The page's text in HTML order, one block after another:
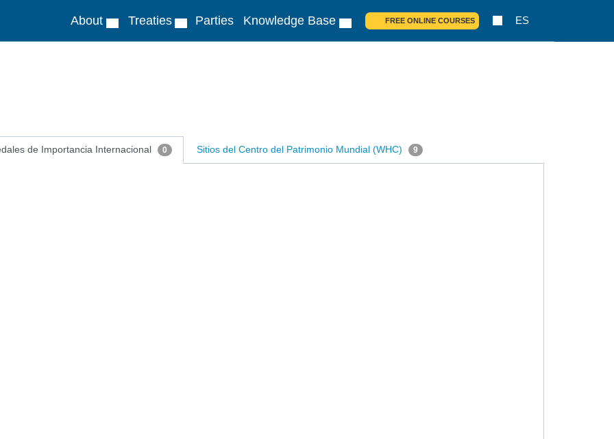
About Treaties Parties Knowledge Base FREE ONLINE COURSES ES
de Importancia Internacional 0 Sitios del Centro del Patrimonio Mundial (WHC) 9